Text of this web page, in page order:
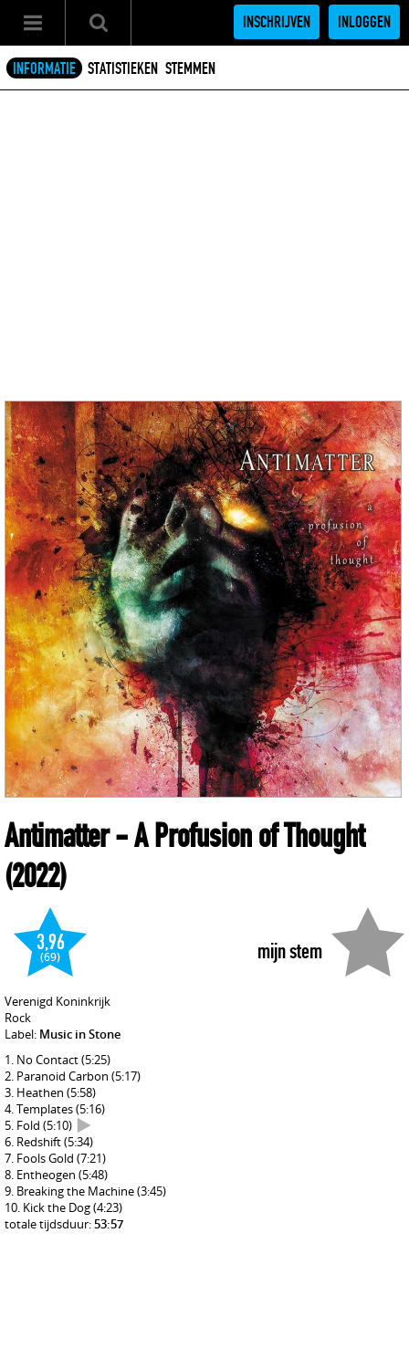
INSCHRIJVEN INLOGGEN
INFORMATIE STATISTIEKEN STEMMEN
Antimatter- A Profusion of Thought
(2022)
mijn stem
3,96
(69)
Verenigd Koninkrijk
Rock
Label: Music in Stone
No Contact(5:25)
Paranoid Carbon (5:17)
Heathen (5:58)
Templates(5:16)
Fold (5:10)
Redshift(5:34)
Fools Gold (7:21)
Entheogen (5:48)
Breaking the Machine(3:45)
Kick the Dog(4:23)
totale tijdsduur:53:57